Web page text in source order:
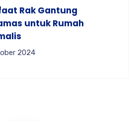
Rak Gantung
untuk Rumah
2024